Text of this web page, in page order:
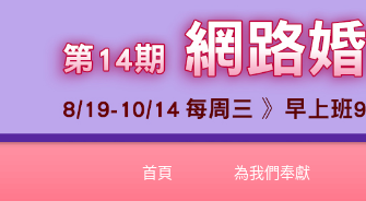
首頁 為我們奉獻